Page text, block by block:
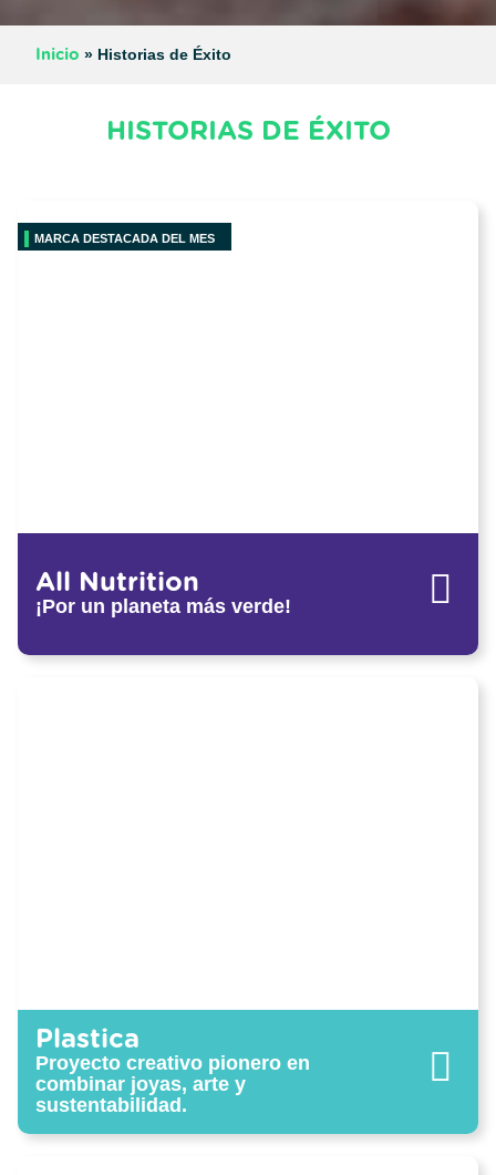
Inicio » Historias de Éxito
HISTORIAS DE ÉXITO
MARCA DESTACADA DEL MES
All Nutrition
¡Por un planeta más verde!
Plastica
Proyecto creativo pionero en
combinar joyas, arte y
sustentabilidad.